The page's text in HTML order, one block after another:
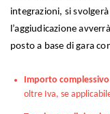
integrazioni, si
l’aggiudicazione
posto a base di gara
Importo complessivo
oltre Iva, se